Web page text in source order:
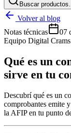
Buscar
Volver al blog
Notas técnicas
07
Equipo Digital Crams
Qué es un
sirve en tu
Descubrí qué es un
comprobantes emite
la AFIP en tu punto